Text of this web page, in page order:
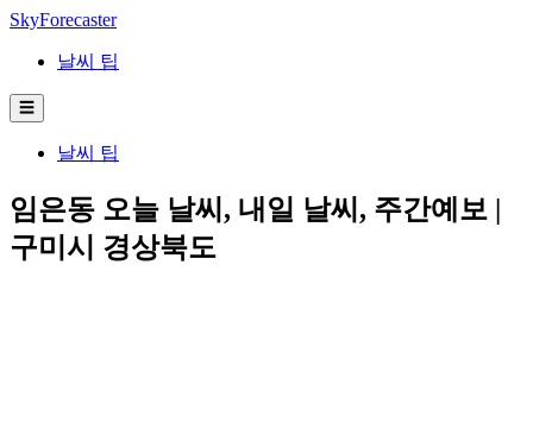
SkyForecaster
날씨 팁
☰
날씨 팁
임은동 오늘 날씨, 내일 날씨, 주간예보 |
구미시 경상북도